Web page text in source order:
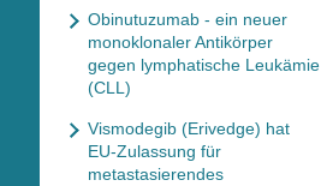
Obinutuzumab - ein neuer
monoklonaler Antikörper
gegen lymphatische Leukämie
(CLL)
Vismodegib (Erivedge) hat
EU-Zulassung für
metastasierendes